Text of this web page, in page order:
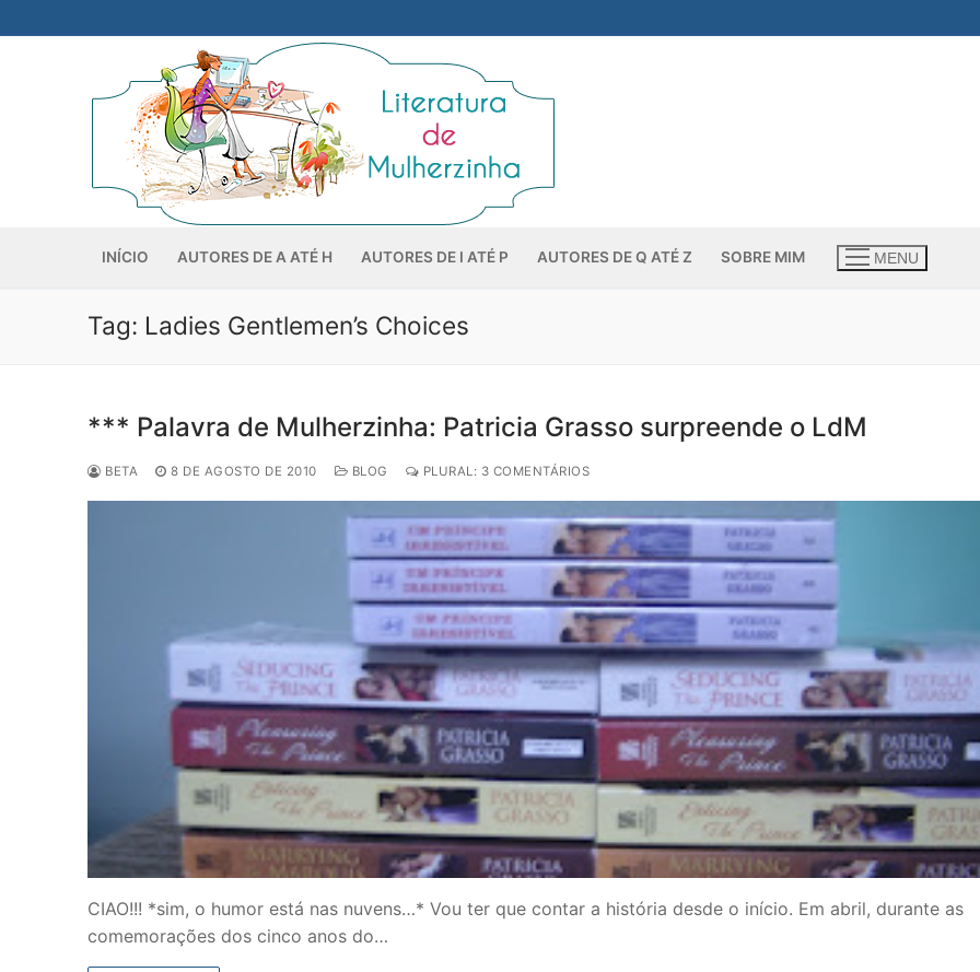
para
INÍCIO AUTORES DE A ATÉ H AUTORES DE I ATÉ P AUTORES DE Q ATÉ Z SOBRE MIM MENU
Tag: Ladies Gentlemen’s Choices
*** Palavra de Mulherzinha: Patricia Grasso surpreende o LdM
BETA 8 DE AGOSTO DE 2010 BLOG PLURAL: 3 COMENTÁRIOS
CIAO!!! *sim, o humor está nas nuvens…* Vou ter que contar a história desde o início. Em abril, durante as
comemorações dos cinco anos do…